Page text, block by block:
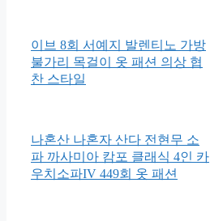
이브 8회 서예지 발렌티노 가방
불가리 목걸이 옷 패션 의상 협
찬 스타일
나혼산 나혼자 산다 전현무 소
파 까사미아 캄포 클래식 4인 카
우치소파IV 449회 옷 패션